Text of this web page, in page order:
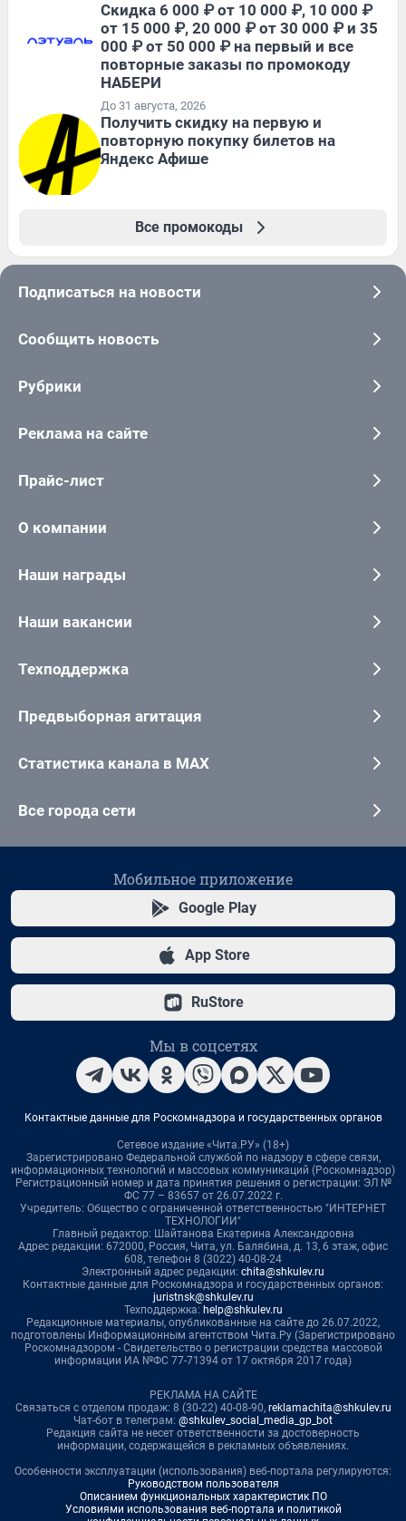
Скидка 6 000 ₽ от 10 000 ₽, 10 000 ₽
от 15 000 ₽, 20 000 ₽ от 30 000 ₽ и 35
000 ₽ от 50 000 ₽ на первый и все
повторные заказы по промокоду
НАБЕРИ
До 31 августа, 2026
Получить скидку на первую и
повторную покупку билетов на
Яндекс Афише
Все промокоды
Подписаться на новости
Сообщить новость
Рубрики
Реклама на сайте
Прайс-лист
О компании
Наши награды
Наши вакансии
Техподдержка
Предвыборная агитация
Статистика канала в MAX
Все города сети
Мобильное приложение
Google Play
App Store
RuStore
Мы в соцсетях
Контактные данные для Роскомнадзора и государственных органов
Сетевое издание «Чита.РУ» (18+)
Зарегистрировано Федеральной службой по надзору в сфере связи,
информационных технологий и массовых коммуникаций (Роскомнадзор)
Регистрационный номер и дата принятия решения о регистрации: ЭЛ №
ФС 77 – 83657 от 26.07.2022 г.
Учредитель: Общество с ограниченной ответственностью "ИНТЕРНЕТ
ТЕХНОЛОГИИ"
Главный редактор: Шайтанова Екатерина Александровна
Адрес редакции: 672000, Россия, Чита, ул. Балябина, д. 13, 6 этаж, офис
608, телефон 8 (3022) 40-08-24
Электронный адрес редакции: chita@shkulev.ru
Контактные данные для Роскомнадзора и государственных органов:
juristnsk@shkulev.ru
Техподдержка: help@shkulev.ru
Редакционные материалы, опубликованные на сайте до 26.07.2022,
подготовлены Информационным агентством Чита.Ру (Зарегистрировано
Роскомнадзором - Свидетельство о регистрации средства массовой
информации ИА №ФС 77-71394 от 17 октября 2017 года)
РЕКЛАМА НА САЙТЕ
Связаться с отделом продаж: 8 (30-22) 40-08-90, reklamachita@shkulev.ru
Чат-бот в телеграм: @shkulev_social_media_gp_bot
Редакция сайта не несет ответственности за достоверность
информации, содержащейся в рекламных объявлениях.
Особенности эксплуатации (использования) веб-портала регулируются:
Руководством пользователя
Описанием функциональных характеристик ПО
Условиями использования веб-портала и политикой